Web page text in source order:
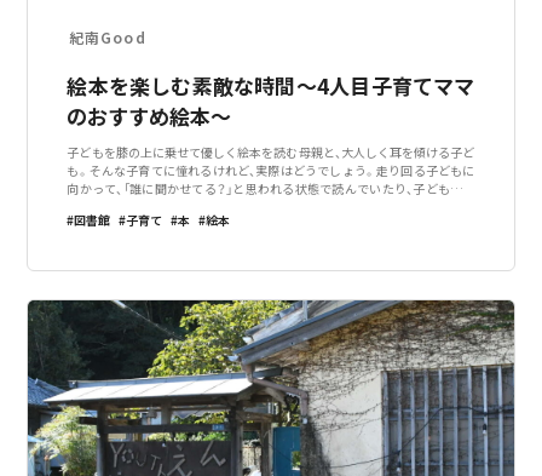
紀南Good
絵本を楽しむ素敵な時間〜4人目子育てママ
のおすすめ絵本〜
子どもを膝の上に乗せて優しく絵本を読む母親と、大人しく耳を傾ける子ど
も。そんな子育てに憧れるけれど、実際はどうでしょう。走り回る子どもに
向かって、「誰に聞かせてる？」と思われる状態で読んでいたり、子どもが絵
と思うことはありませんか？
図書館 子育て 本 絵本